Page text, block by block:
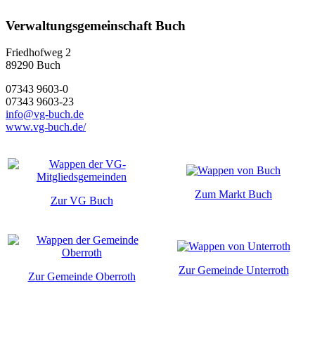
Verwaltungsgemeinschaft Buch
Friedhofweg 2
89290 Buch
07343 9603-0
07343 9603-23
info@vg-buch.de
www.vg-buch.de/
Zur VG Buch
Zum Markt Buch
Zur Gemeinde Oberroth
Zur Gemeinde Unterroth